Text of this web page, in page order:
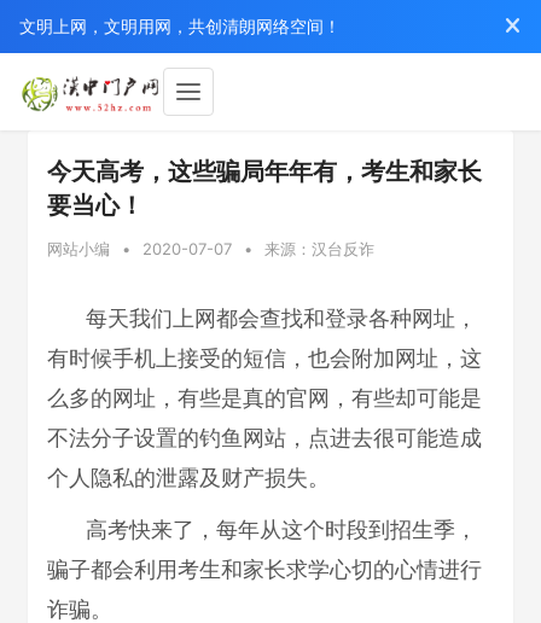
文明上网，文明用网，共创清朗网络空间！
今天高考，这些骗局年年有，考生和家长
要当心！
网站小编 • 2020-07-07 • 来源：汉台反诈
每天我们上网都会查找和登录各种网址，
有时候手机上接受的短信，也会附加网址，这
么多的网址，有些是真的官网，有些却可能是
不法分子设置的钓鱼网站，点进去很可能造成
个人隐私的泄露及财产损失。
高考快来了，每年从这个时段到招生季，
骗子都会利用考生和家长求学心切的心情进行
诈骗。